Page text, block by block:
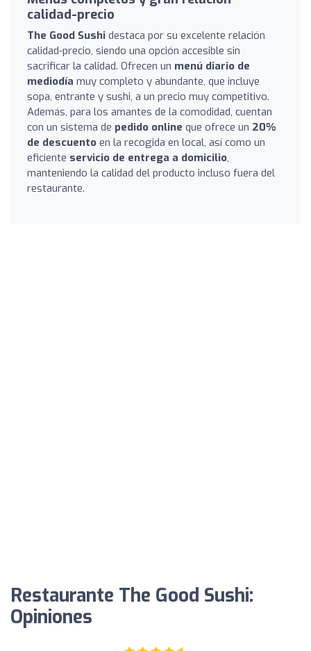
calidad-precio
The Good Sushi destaca por su excelente relación
calidad-precio, siendo una opción accesible sin
sacrificar la calidad. Ofrecen un menú diario de
mediodía muy completo y abundante, que incluye
sopa, entrante y sushi, a un precio muy competitivo.
Además, para los amantes de la comodidad, cuentan
con un sistema de pedido online que ofrece un 20%
de descuento en la recogida en local, así como un
eficiente servicio de entrega a domicilio,
manteniendo la calidad del producto incluso fuera del
restaurante.
Restaurante The Good Sushi:
Opiniones